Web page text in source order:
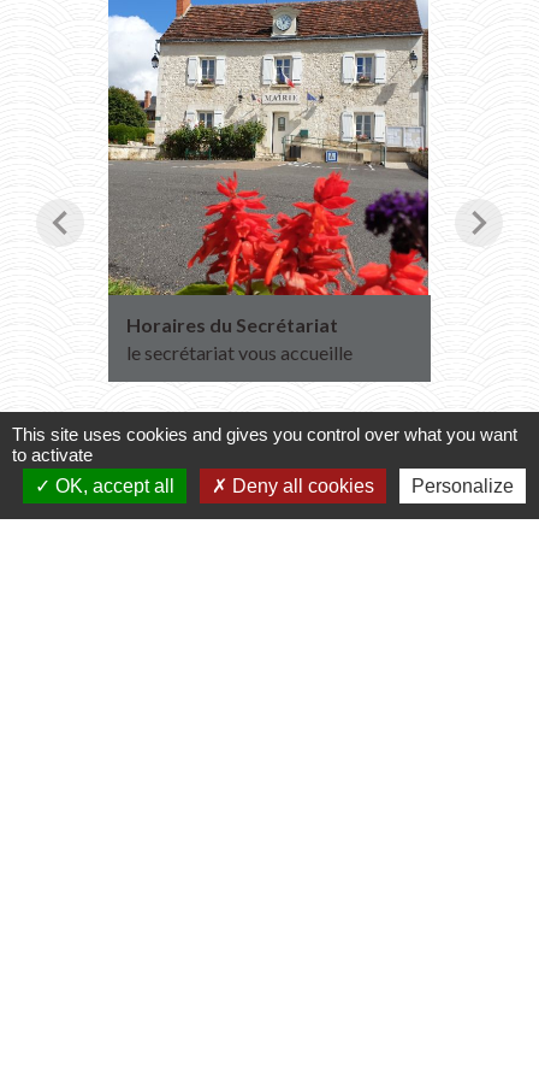
Horaires du Secrétariat
le secrétariat vous accueille
chevron_left chevron_right
This site uses cookies and gives you control over what you want
to activate
OK, accept all
Deny all cookies Personalize